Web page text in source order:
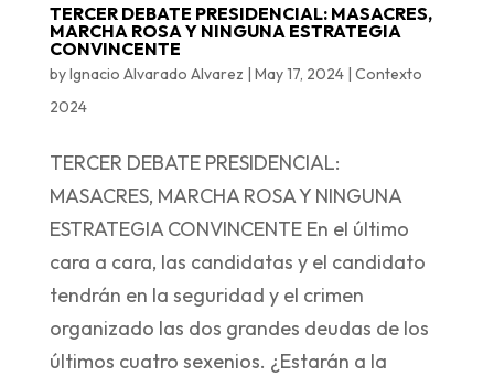
TERCER DEBATE PRESIDENCIAL: MASACRES,
MARCHA ROSA Y NINGUNA ESTRATEGIA
CONVINCENTE
byIgnacio Alvarado Alvarez | May 17, 2024| Contexto
2024
TERCER DEBATE PRESIDENCIAL:
MASACRES, MARCHA ROSA Y NINGUNA
ESTRATEGIA CONVINCENTE En el último
cara a cara, las candidatas y el candidato
tendrán en la seguridad y el crimen
organizado las dos grandes deudas de los
últimos cuatro sexenios. ¿Estarán a la